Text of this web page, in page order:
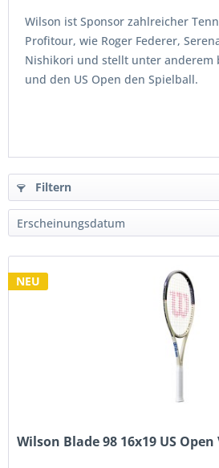
Wilson ist Sponsor zahlreicher
Profitour, wie Roger Federer,
Nishikori und stellt unter anderem
und den US Open den Spielball.
Filtern
NEU
Wilson Blade 98 16x19 US